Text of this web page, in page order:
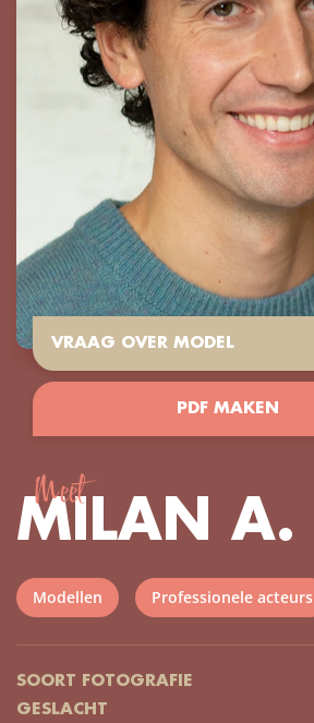
VRAAG OVER MODEL
PDF MAKEN
Meet
MILAN A.
Modellen Professionele acteurs
SOORT FOTOGRAFIE
GESLACHT